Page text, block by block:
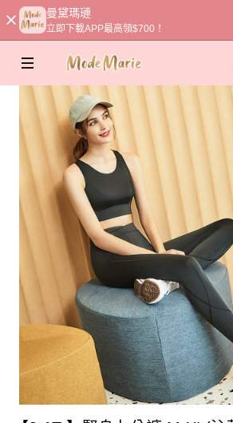
曼黛瑪璉
立即下載APP最高領$700！